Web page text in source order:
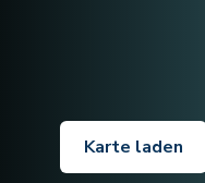
Karte laden